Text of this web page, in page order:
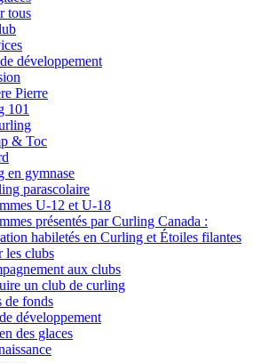
tous
développement
Pierre
101
& Toc
en gymnase
parascolaire
U-12 et U-18
présentés par Curling Canada :
habiletés en Curling et Étoiles filantes
les clubs
aux clubs
un club de curling
de fonds
développement
des glaces